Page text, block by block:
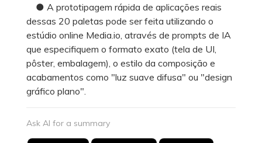
● A prototipagem rápida de aplicações reais
dessas 20 paletas pode ser feita utilizando o
estúdio online Media.io, através de prompts de IA
que especifiquem o formato exato (tela de UI,
pôster, embalagem), o estilo da composição e
acabamentos como "luz suave difusa" ou "design
gráfico plano".
Ask AI for a summary